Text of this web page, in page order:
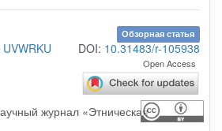
Обзорная статья
UVWRKU DOI: 10.31483/r-105938
Open Access